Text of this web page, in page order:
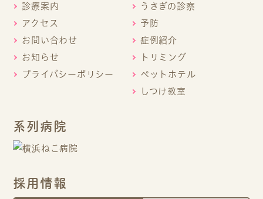
診療案内
アクセス
お問い合わせ
お知らせ
プライバシーポリシー
うさぎの診察
予防
症例紹介
トリミング
ペットホテル
しつけ教室
系列病院
採用情報